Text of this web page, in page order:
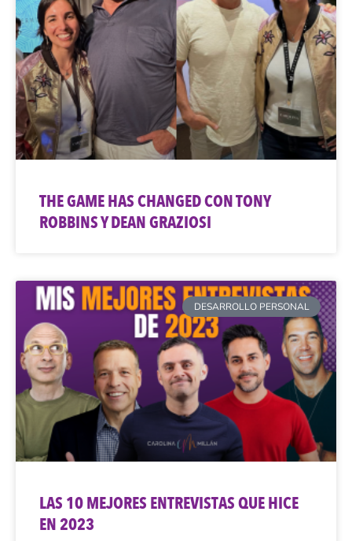
THE GAME HAS CHANGED CON TONY
ROBBINS Y DEAN GRAZIOSI
DESARROLLO PERSONAL
LAS 10 MEJORES ENTREVISTAS QUE HICE
EN 2023